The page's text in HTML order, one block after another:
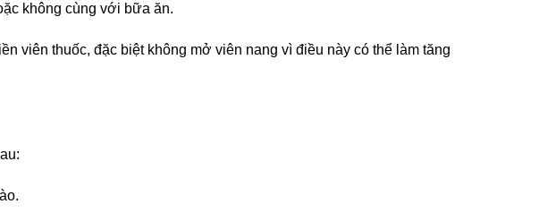
không cùng với bữa ăn.
viên thuốc, đặc biệt không mở viên nang vì điều này có thể làm tăng